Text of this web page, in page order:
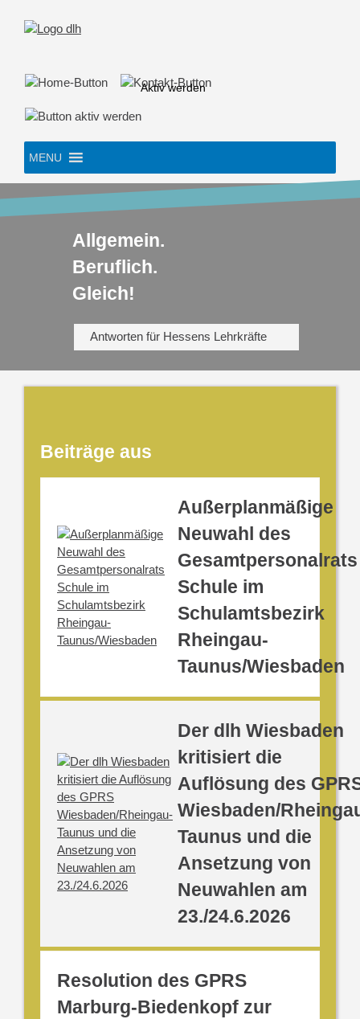
Aktiv werden
MENU
Allgemein.
Beruflich.
Gleich!
Antworten für Hessens Lehrkräfte
Beiträge aus
Außerplanmäßige
Neuwahl des
Gesamtpersonalrats
Schule im
Schulamtsbezirk
Rheingau-
Taunus/Wiesbaden
Der dlh Wiesbaden
kritisiert die
Auflösung des
Wiesbaden/
Taunus und die
Ansetzung von
Neuwahlen am
23./24.6.2026
Resolution des GPRS
Marburg-Biedenkopf zur